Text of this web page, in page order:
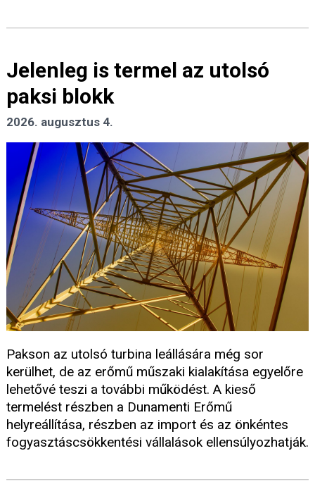
Jelenleg is termel az utolsó
paksi blokk
2026. augusztus 4.
Pakson az utolsó turbina leállására még sor
kerülhet, de az erőmű műszaki kialakítása egyelőre
lehetővé teszi a további működést. A kieső
termelést részben a Dunamenti Erőmű
helyreállítása, részben az import és az önkéntes
fogyasztáscsökkentési vállalások ellensúlyozhatják.